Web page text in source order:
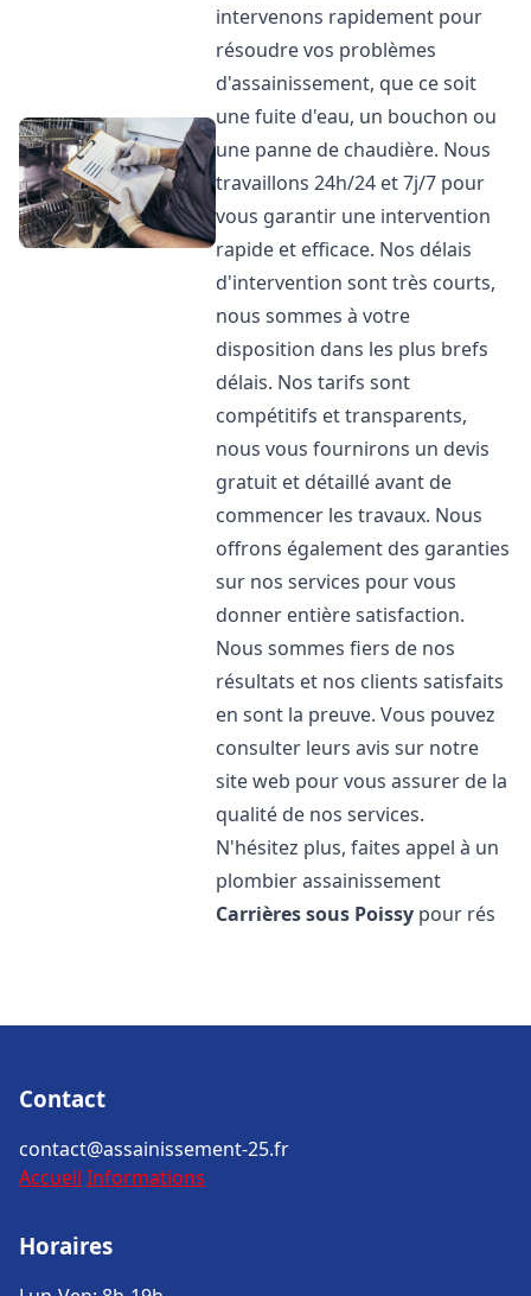
intervenons rapidement pour
résoudre vos problèmes
d'assainissement, que ce soit
une fuite d'eau, un bouchon ou
une panne de chaudière. Nous
travaillons 24h/24 et 7j/7 pour
vous garantir une intervention
rapide et efficace. Nos délais
d'intervention sont très courts,
nous sommes à votre
disposition dans les plus brefs
délais. Nos tarifs sont
compétitifs et transparents,
nous vous fournirons un devis
gratuit et détaillé avant de
commencer les travaux. Nous
offrons également des garanties
sur nos services pour vous
donner entière satisfaction.
Nous sommes fiers de nos
résultats et nos clients satisfaits
en sont la preuve. Vous pouvez
consulter leurs avis sur notre
site web pour vous assurer de la
qualité de nos services.
N'hésitez plus, faites appel à un
plombier assainissement
Carrières sous Poissy pour rés
Contact
contact@assainissement-25.fr
Accueil Informations
Horaires